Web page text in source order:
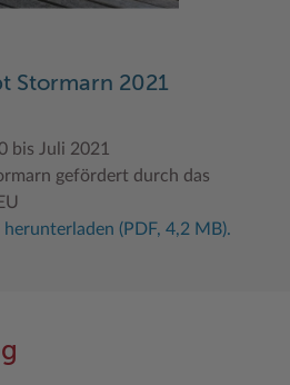
Stormarn 2021
bis Juli 2021
gefördert durch das
herunterladen (PDF, 4,2 MB).